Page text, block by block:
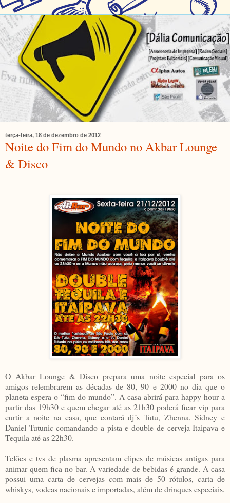
terça-feira, 18 de dezembro de 2012
Noite do Fim do Mundo no Akbar Lounge
& Disco
O Akbar Lounge & Disco prepara uma noite especial para os
amigos relembrarem as décadas de 80, 90 e 2000 no dia que o
planeta espera o “fim do mundo”. A casa abrirá para happy hour a
partir das 19h30 e quem chegar até as 21h30 poderá ficar vip para
curtir a noite na casa, que contará dj´s Tutu, Zhenna, Sidney e
Daniel Tutunic comandando a pista e double de cerveja Itaipava e
Tequila até as 22h30.
Telões e tvs de plasma apresentam clipes de músicas antigas para
animar quem fica no bar. A variedade de bebidas é grande. A casa
possui uma carta de cervejas com mais de 50 rótulos, carta de
whiskys, vodcas nacionais e importadas, além de drinques especiais.